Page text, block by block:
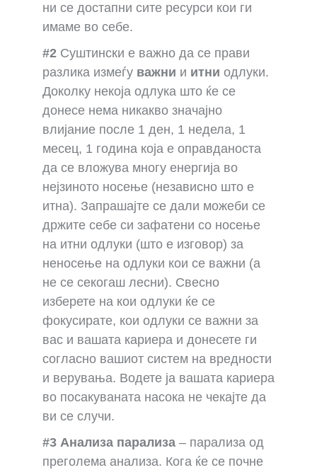
ни се достапни сите ресурси кои ги
имаме во себе.
#2 Суштински е важно да се прави
разлика измеѓу важни и итни одлуки.
Доколку некоја одлука што ќе се
донесе нема никакво значајно
влијание после 1 ден, 1 недела, 1
месец, 1 година која е оправданоста
да се вложува многу енергија во
нејзиното носење (независно што е
итна). Запрашајте се дали можеби се
држите себе си зафатени со носење
на итни одлуки (што е изговор) за
неносење на одлуки кои се важни (а
не се секогаш лесни). Свесно
изберете на кои одлуки ќе се
фокусирате, кои одлуки се важни за
вас и вашата кариера и донесете ги
согласно вашиот систем на вредности
и верувања. Водете ја вашата кариера
во посакуваната насока не чекајте да
ви се случи.
#3 Анализа парализа – парализа од
преголема анализа. Кога ќе се почне